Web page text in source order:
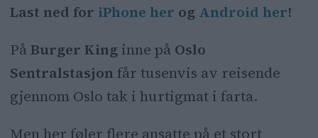
Last ned for iPhone her og Android her!
PåBurger Kinginne på Oslo
Sentralstasjon får tusenvis av reisende
gjennom Oslo tak i hurtigmat i farta.
Men her føler flere ansatte på et stort